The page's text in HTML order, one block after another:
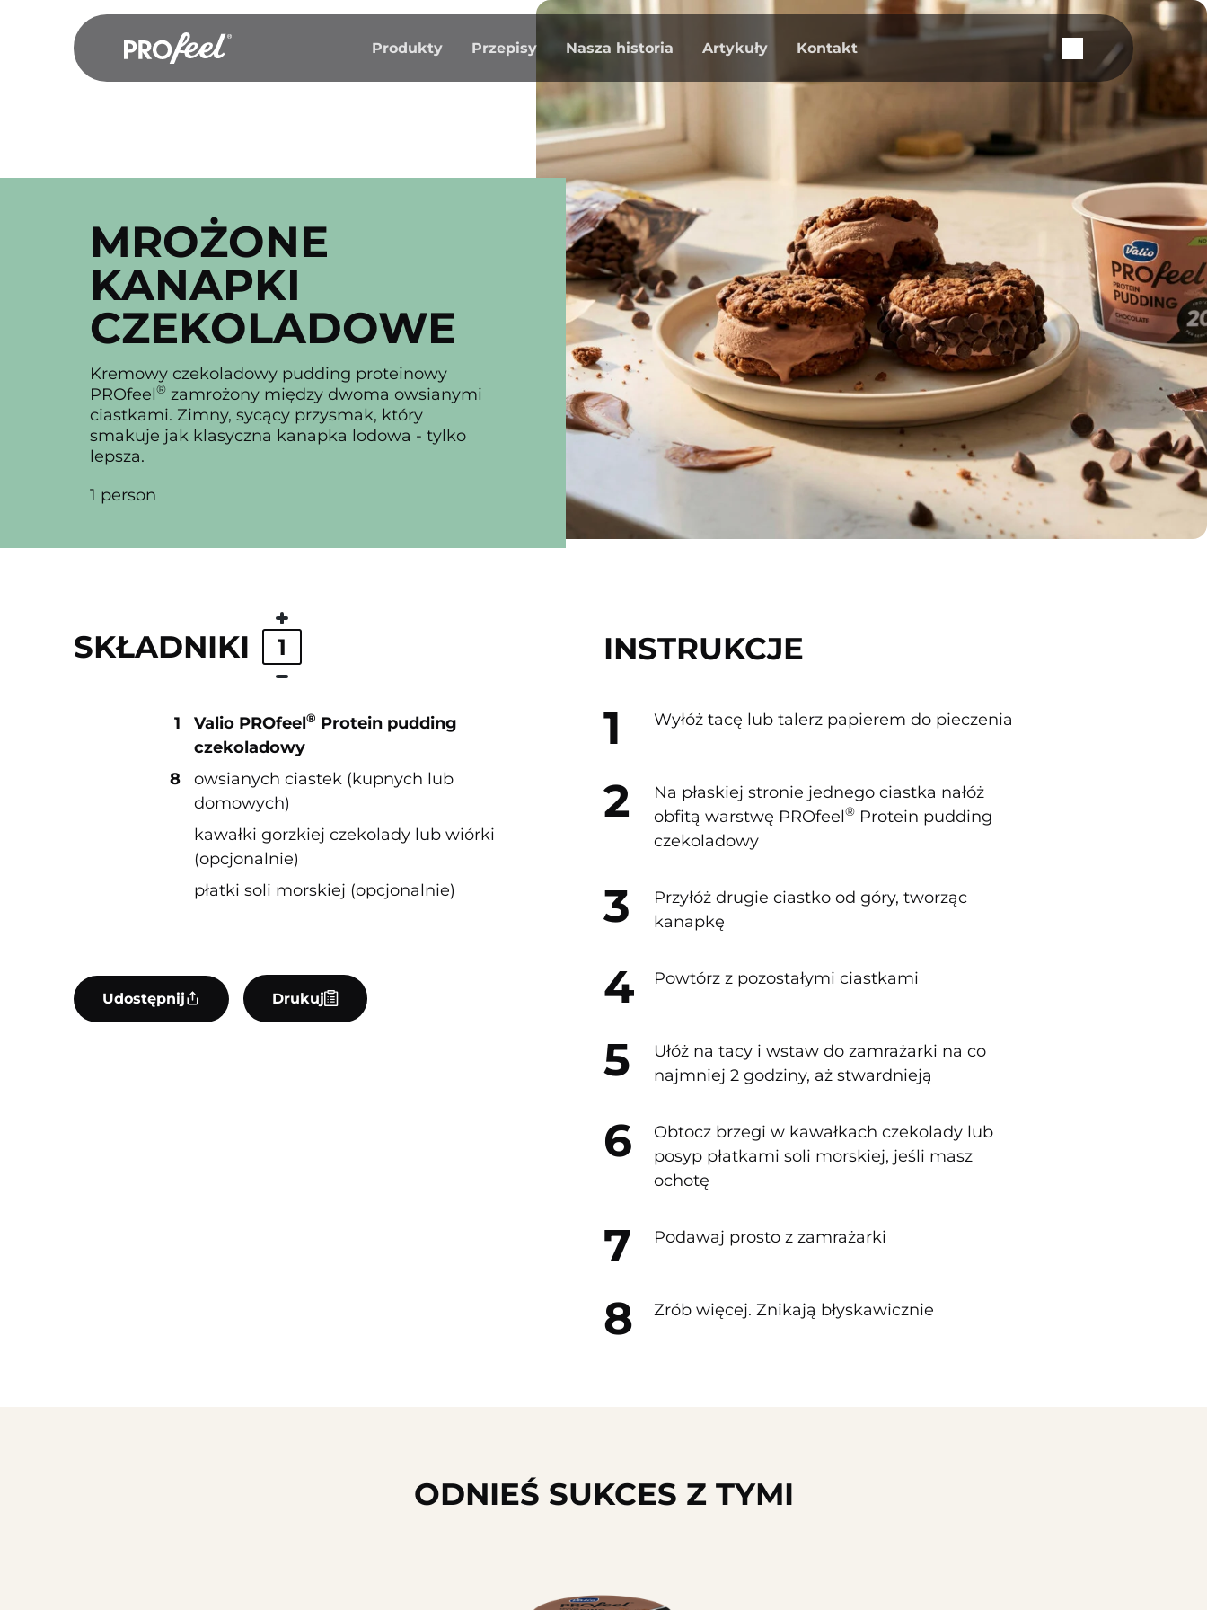
Produkty Przepisy Nasza historia Artykuły Kontakt
MROŻONE
KANAPKI
CZEKOLADOWE
Kremowy czekoladowy pudding proteinowy
PROfeel® zamrożony między dwoma owsianymi
ciastkami. Zimny, sycący przysmak, który
smakuje jak klasyczna kanapka lodowa - tylko
lepsza.
1 person
SKŁADNIKI 1
1 Valio PROfeel® Protein pudding
czekoladowy
8
owsianych ciastek (kupnych lub
domowych)
kawałki gorzkiej czekolady lub wiórki
(opcjonalnie)
płatki soli morskiej (opcjonalnie)
Udostępnij Drukuj
INSTRUKCJE
Wyłóż tacę lub talerz papierem do pieczenia
Na płaskiej stronie jednego ciastka nałóż
obfitą warstwę PROfeel® Protein pudding
czekoladowy
Przyłóż drugie ciastko od góry, tworząc
kanapkę
Powtórz z pozostałymi ciastkami
Ułóż na tacy i wstaw do zamrażarki na co
najmniej 2 godziny, aż stwardnieją
Obtocz brzegi w kawałkach czekolady lub
posyp płatkami soli morskiej, jeśli masz
ochotę
Podawaj prosto z zamrażarki
Zrób więcej. Znikają błyskawicznie
ODNIEŚ SUKCES Z TYMI